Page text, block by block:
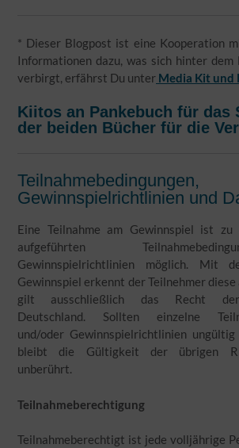
* Dieser Blogpost ist eine Kooperation
Informationen dazu, was sich hinter dem
verbirgt, erfährst Du unter Media Kit und
Kiitos an Pankebuch für das
der beiden Bücher für die
Teilnahmebedingungen,
Gewinnspielrichtlinien und
Eine Teilnahme am Gewinnspiel ist zu
aufgeführten
Gewinnspielrichtlinien möglich. Mit
Gewinnspiel erkennt der Teilnehmer diese
gilt ausschließlich das Recht der
Deutschland. Sollten einzelne
und/oder Gewinnspielrichtlinien
bleibt die Gültigkeit der übrigen
unberührt.
Teilnahmeberechtigung
Teilnahmeberechtigt ist jede volljährige